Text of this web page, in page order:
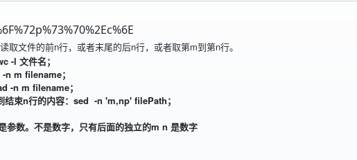
取文件的前n行，或者末尾的后n行，或者取第m到第n行。
-l 文件名；
n m filename；
-n m filename；
结束n行的内容：sed -n 'm,np' filePath；
参数。不是数字，只有后面的独立的m n 是数字